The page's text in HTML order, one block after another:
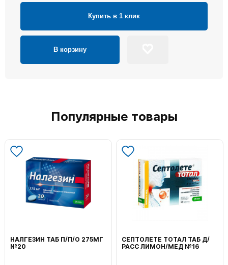
Купить в 1 клик
В корзину
Популярные товары
СЕПТОЛЕТЕ ТОТАЛ ТАБ Д/
РАСС ЛИМОН/МЕД №16
ВОЛЬТАРЕН ЭМУЛЬГЕЛЬ
НАРУЖ 2% 100Г